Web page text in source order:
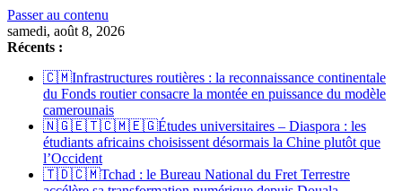
Passer au contenu
samedi, août 8, 2026
Récents :
🇨🇲Infrastructures routières : la reconnaissance continentale
du Fonds routier consacre la montée en puissance du modèle
camerounais
🇳🇬🇪🇹🇨🇲🇪🇬Études universitaires – Diaspora : les
étudiants africains choisissent désormais la Chine plutôt que
l’Occident
🇹🇩🇨🇲Tchad : le Bureau National du Fret Terrestre